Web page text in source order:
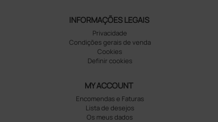
INFORMAÇÕES LEGAIS
Privacidade
Condições gerais de venda
Cookies
Definir cookies
MY ACCOUNT
Encomendas e Faturas
Lista de desejos
Os meus dados